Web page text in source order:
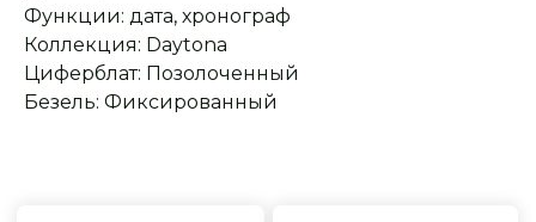
Функции: дата, хронограф
Коллекция: Daytona
Циферблат: Позолоченный
Безель: Фиксированный